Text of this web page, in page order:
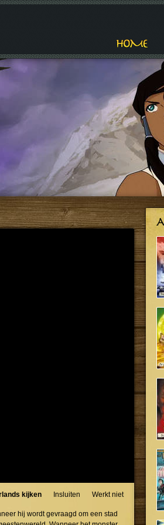
kijken Insluiten Werkt niet
hij wordt gevraagd om een stad